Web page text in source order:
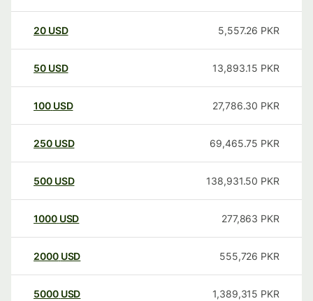
20 USD 5,557.26 PKR
50 USD 13,893.15 PKR
100 USD 27,786.30 PKR
250 USD 69,465.75 PKR
500 USD 138,931.50 PKR
1000 USD 277,863 PKR
2000 USD 555,726 PKR
5000 USD 1,389,315 PKR